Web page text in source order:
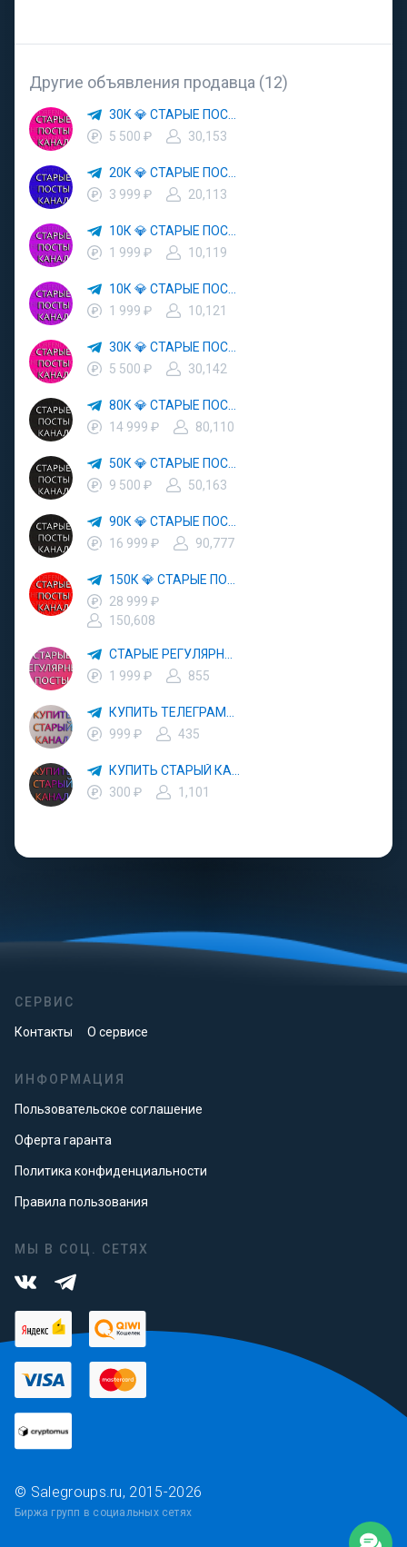
Другие объявления продавца (12)
5 500 ₽
30,153
3 999 ₽
20,113
1 999 ₽
10,119
1 999 ₽
10,121
5 500 ₽
30,142
14 999 ₽
80,110
9 500 ₽
50,163
16 999 ₽
90,777
28 999 ₽
150,608
1 999 ₽
855
999 ₽
435
300 ₽
1,101
СЕРВИС
Контакты О сервисе
ИНФОРМАЦИЯ
Пользовательское соглашение
Оферта гаранта
Политика конфиденциальности
Правила пользования
МЫ В СОЦ. СЕТЯХ
© Salegroups.ru, 2015-2026
Биржа групп в социальных сетях